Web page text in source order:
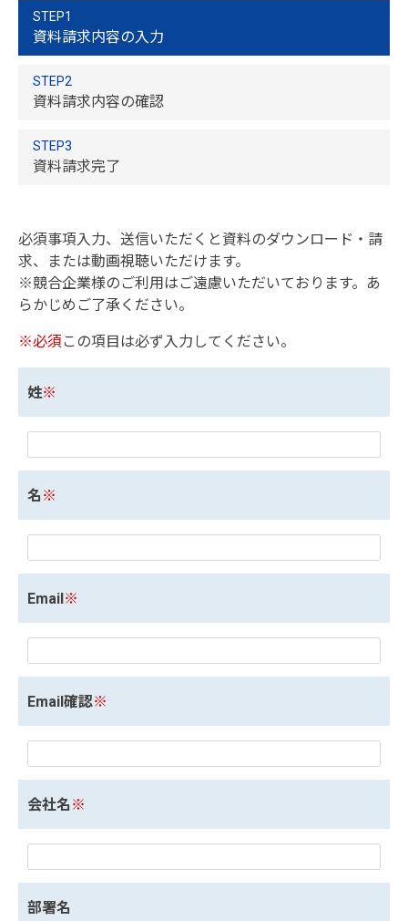
STEP1
資料請求内容の入力
STEP2
資料請求内容の確認
STEP3
資料請求完了
必須事項入力、送信いただくと資料のダウンロード・請
求、または動画視聴いただけます。
※競合企業様のご利用はご遠慮いただいております。あ
らかじめご了承ください。
※必須 この項目は必ず入力してください。
姓※
名 ※
Email※
Email確認※
会社名 ※
部署名